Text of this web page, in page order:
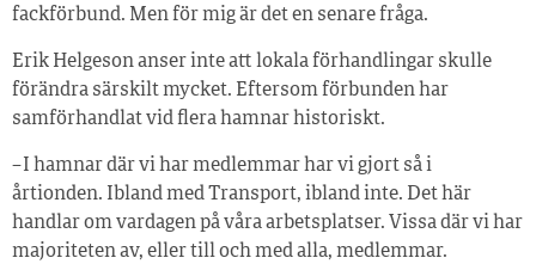
fackförbund. Men för mig är det en senare fråga.
Erik Helgeson anser inte att lokala förhandlingar skulle
förändra särskilt mycket. Eftersom förbunden har
samförhandlat vid flera hamnar historiskt.
– I hamnar där vi har medlemmar har vi gjort så i
årtionden. Ibland med Transport, ibland inte. Det här
handlar om vardagen på våra arbetsplatser. Vissa där vi har
majoriteten av, eller till och med alla, medlemmar.